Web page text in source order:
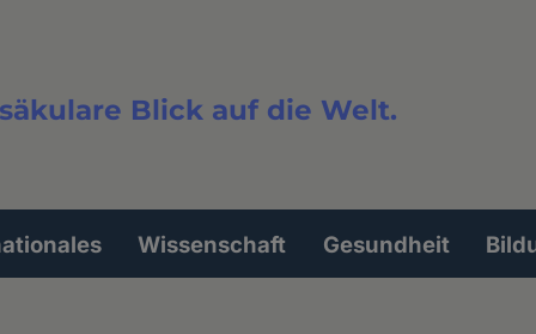
Blick auf die Welt.
Wissenschaft Gesundheit